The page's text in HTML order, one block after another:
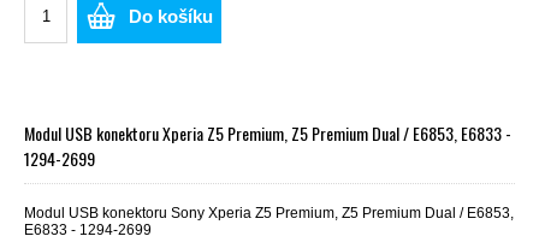
Do košíku
Modul USB konektoru Xperia Z5 Premium, Z5 Premium Dual / E6853, E6833 -
1294-2699
Modul USB konektoru Sony Xperia Z5 Premium, Z5 Premium Dual / E6853,
E6833 - 1294-2699